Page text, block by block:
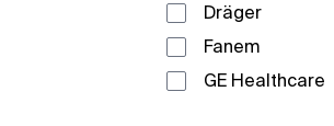
Dräger
Fanem
GE Healthcare